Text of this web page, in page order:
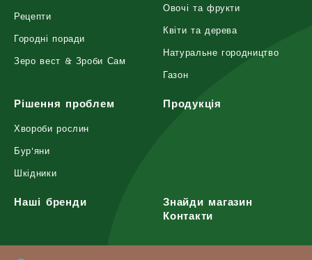
Рецепти
Городні поради
Зеро вест & Зроби Сам
Овочі та фрукти
Квіти та дерева
Натуральне городництво
Газон
Рішення проблем
Хвороби рослин
Бур'яни
Шкідники
Продукція
Наші бренди
Знайди магазин
Контакти